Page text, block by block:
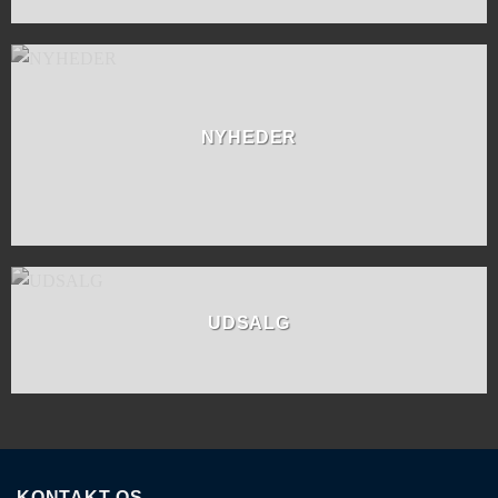
NYHEDER
UDSALG